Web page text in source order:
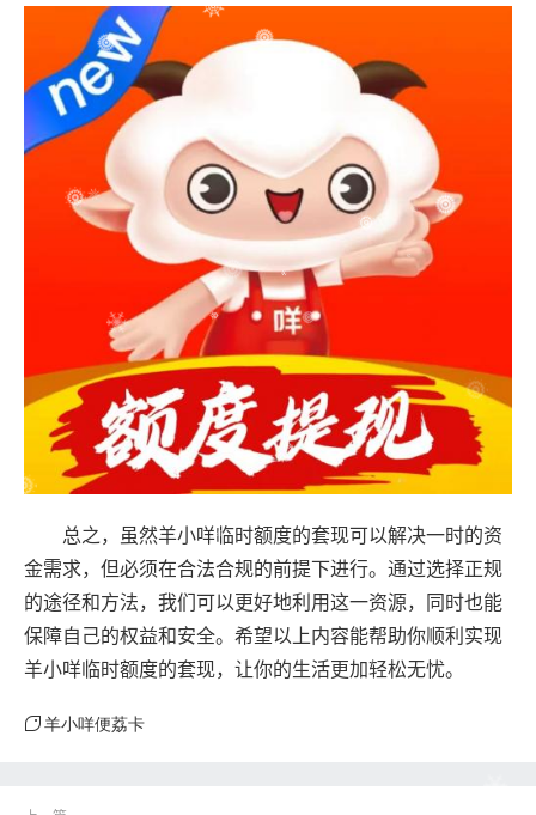
总之，虽然羊小咩临时额度的套现可以解决一时的资
金需求，但必须在合法合规的前提下进行。通过选择正规
的途径和方法，我们可以更好地利用这一资源，同时也能
保障自己的权益和安全。希望以上内容能帮助你顺利实现
羊小咩临时额度的套现，让你的生活更加轻松无忧。
羊小咩便荔卡